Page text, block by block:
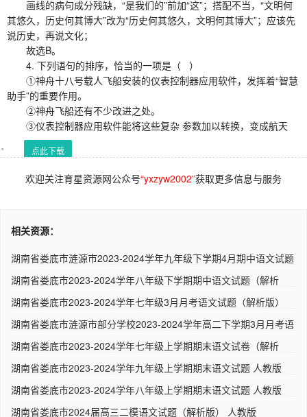
画线的病句成分残缺，“是我们的”前加“这”；搭配不当，“文明何
其悠久，历史何其博大”改为“历史何其悠久，文明何其博大”；应该先
说历史，再说文化；
故选B。
4. 下列语句的排序，恰当的一项是（ ）
①神舟十八号载人飞船安装的仪表控制器应用软件，发挥着“智慧
助手”的重要作用。
②神舟飞船还有不少改进之处。
③仪表控制器应用软件能将这些复杂 参数加以转换，变成航天
点此下载
欢迎关注育星资源网公众号“yxzyw2002”获取更多信息与服务
相关资源：
湖南省娄底市涟源市2023-2024学年九年级下学期4月期中语文试题
湖南省娄底市2023-2024学年八年级下学期期中语文试题（解析
湖南省娄底市2023-2024学年七年级3月月考语文试题（解析版）
湖南省娄底市涟源市部分学校2023-2024学年高二下学期3月月考语
湖南省娄底市2023-2024学年七年级上学期期末语文试卷（解析
湖南省娄底市2023-2024学年九年级上学期期末语文试题 人教版
湖南省娄底市2023-2024学年八年级上学期期末语文试题 人教版
湖南省娄底市2024届高三二模语文试题（解析版） 人教版